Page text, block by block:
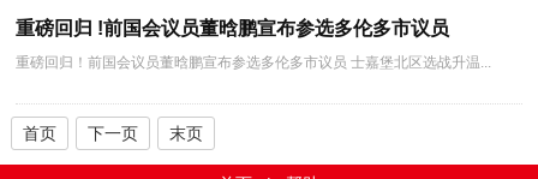
重磅回归 !前国会议员董晗鹏宣布参选多伦多市议员
重磅回归！前国会议员董晗鹏宣布参选多伦多市议员 士嘉堡北区选战升温...
首页 下一页 末页